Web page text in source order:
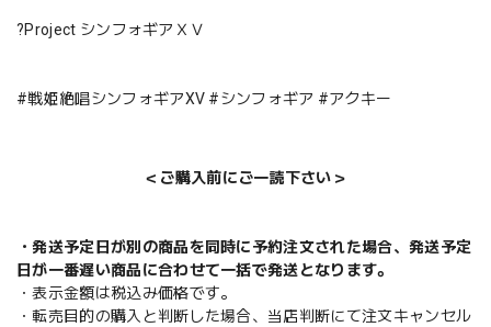
?Project シンフォギアＸＶ
#戦姫絶唱シンフォギアXV #シンフォギア #アクキー
＜ご購入前にご一読下さい＞
・発送予定日が別の商品を同時に予約注文された場合、発送予定
日が一番遅い商品に合わせて一括で発送となります。
・表示金額は税込み価格です。
・転売目的の購入と判断した場合、当店判断にて注文キャンセル